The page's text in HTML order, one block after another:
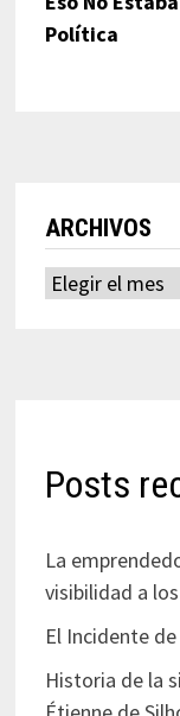
Política
ARCHIVOS
Archivos
Posts
La
visibilidad a
El Incidente
Historia de la